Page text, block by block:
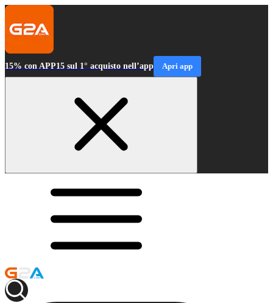
15% con APP15 sul 1° acquisto nell’app Apri app